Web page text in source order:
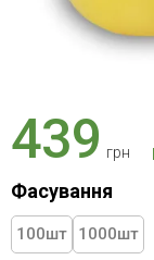
439 грн
Фасування
100шт 1000шт